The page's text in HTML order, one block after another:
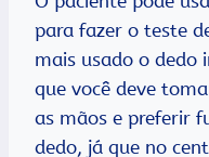
para fazer o teste
mais usado o dedo
que você deve
as mãos e preferir
dedo, já que no